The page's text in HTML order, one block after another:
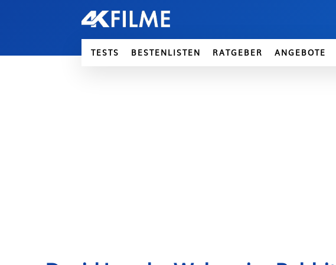
TESTS BESTENLISTEN RATGEBER ANGEBOTE